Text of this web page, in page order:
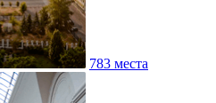
783 места